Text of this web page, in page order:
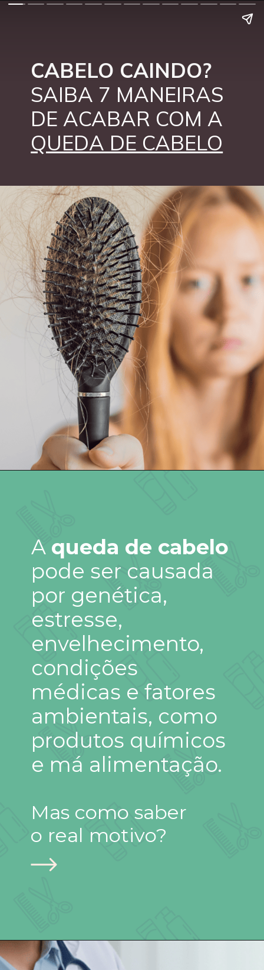
CABELO CAINDO?
SAIBA 7 MANEIRAS
DE ACABAR COM A
QUEDA DE CABELO
A queda de cabelo
pode ser causada
por genética,
estresse,
envelhecimento,
condições
médicas e fatores
ambientais, como
produtos químicos
e má alimentação.
Mas como saber
o real motivo?